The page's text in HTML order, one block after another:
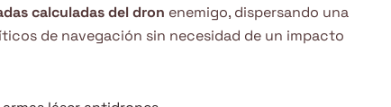
calculadas del dron enemigo, dispersando una
de navegación sin necesidad de un impacto